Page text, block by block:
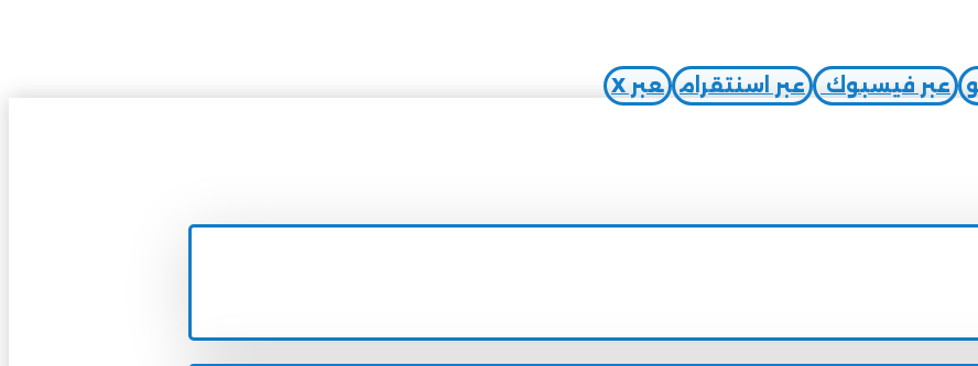
عبر فيسبوك عبر اسنتقرام عبر X